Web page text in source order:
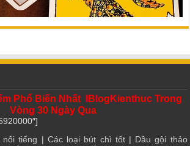
Phổ Biến Nhất IBlogKienthuc Trong
Vòng 30 Ngày Qua
tiếng | Các loại bút chì tốt| Dầu gội thảo